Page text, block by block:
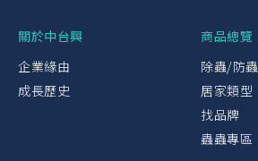
關於中台興
企業緣由
成長歷史
商品總覽
除蟲/防蟲
居家類型
找品牌
蟲蟲專區